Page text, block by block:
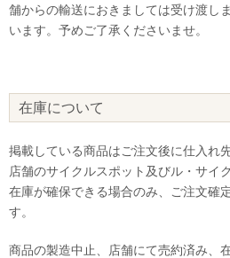
舗からの輸送におきましては受け渡し
います。予めご了承くださいませ。
在庫について
掲載している商品はご注文後に仕入れ
店舗のサイクルスポット及びル・サイ
在庫が確保できる場合のみ、ご注文確
す。
商品の製造中止、店舗にて売約済み、